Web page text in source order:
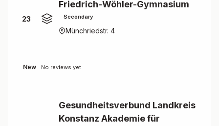
23
Friedrich-Wöhler-Gymnasium
Secondary
Münchriedstr. 4
New No reviews yet
Gesundheitsverbund Landkreis
Konstanz Akademie für